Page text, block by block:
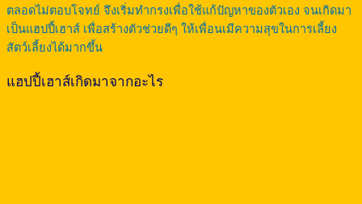
ตลอดไม่ตอบโจทย์ จึงเริ่มทำกรงเพื่อใช้แก้ปัญหาของตัวเอง จนเกิดมา
เป็นแฮปปี้เฮาส์ เพื่อสร้างตัวช่วยดีๆ ให้เพื่อนเมีความสุขในการเลี้ยง
สัตว์เลี้ยงได้มากขึ้น
แฮปปี้เฮาส์เกิดมาจากอะไร